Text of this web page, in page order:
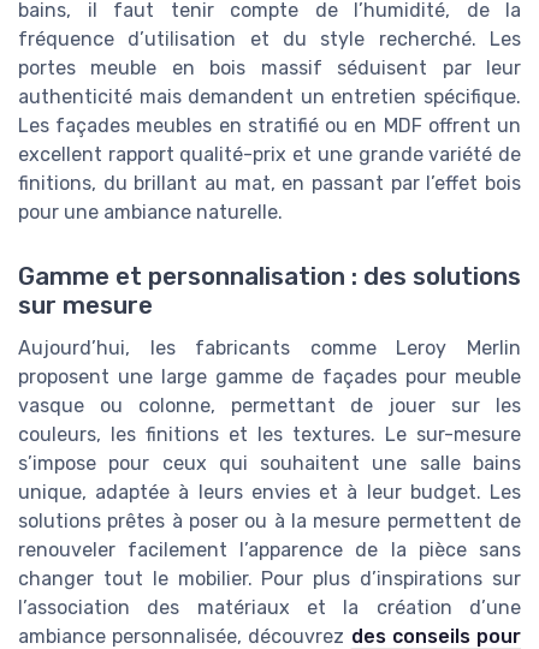
bains, il faut tenir compte de l’humidité, de la
fréquence d’utilisation et du style recherché. Les
portes meuble en bois massif séduisent par leur
authenticité mais demandent un entretien spécifique.
Les façades meubles en stratifié ou en MDF offrent un
excellent rapport qualité-prix et une grande variété de
finitions, du brillant au mat, en passant par l’effet bois
pour une ambiance naturelle.
Gamme et personnalisation : des solutions
sur mesure
Aujourd’hui, les fabricants comme Leroy Merlin
proposent une large gamme de façades pour meuble
vasque ou colonne, permettant de jouer sur les
couleurs, les finitions et les textures. Le sur-mesure
s’impose pour ceux qui souhaitent une salle bains
unique, adaptée à leurs envies et à leur budget. Les
solutions prêtes à poser ou à la mesure permettent de
renouveler facilement l’apparence de la pièce sans
changer tout le mobilier. Pour plus d’inspirations sur
l’association des matériaux et la création d’une
ambiance personnalisée, découvrez des conseils pour